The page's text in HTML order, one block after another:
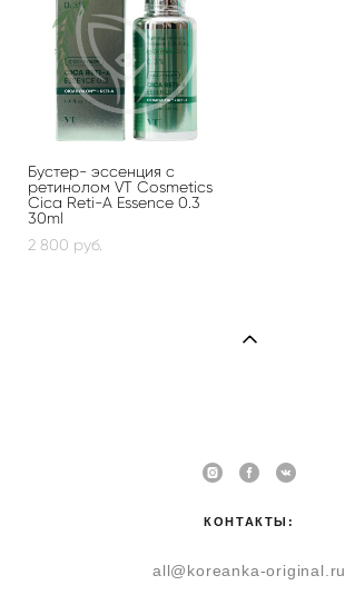
Бустер- эссенция с
ретинолом VT Cosmetics
Cica Reti-A Essence 0.3
30ml
2 800 pуб.
КОНТАКТЫ:
all@koreanka-original.ru